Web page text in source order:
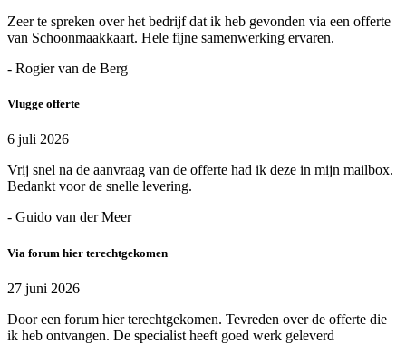
Zeer te spreken over het bedrijf dat ik heb gevonden via een offerte
van Schoonmaakkaart. Hele fijne samenwerking ervaren.
- Rogier van de Berg
Vlugge offerte
6 juli 2026
Vrij snel na de aanvraag van de offerte had ik deze in mijn mailbox.
Bedankt voor de snelle levering.
- Guido van der Meer
Via forum hier terechtgekomen
27 juni 2026
Door een forum hier terechtgekomen. Tevreden over de offerte die
ik heb ontvangen. De specialist heeft goed werk geleverd